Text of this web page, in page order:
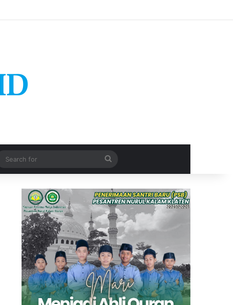
Search
for